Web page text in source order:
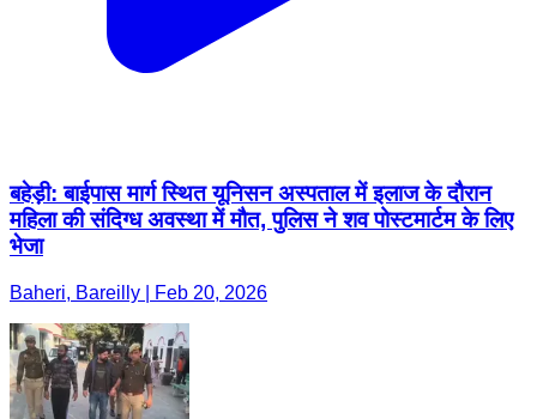
बहेड़ी: बाईपास मार्ग स्थित यूनिसन अस्पताल में इलाज के दौरान
महिला की संदिग्ध अवस्था में मौत, पुलिस ने शव पोस्टमार्टम के लिए
भेजा
Baheri, Bareilly | Feb 20, 2026